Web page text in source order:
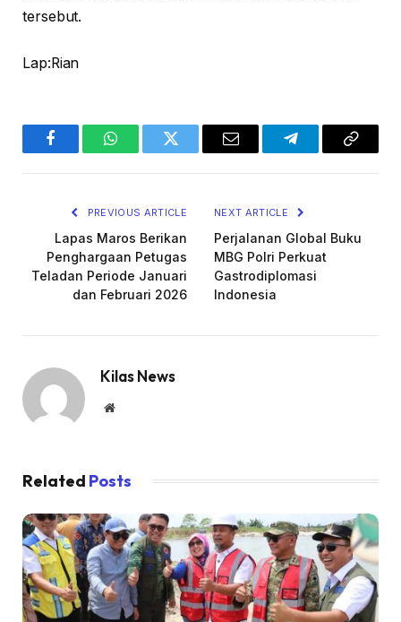
tersebut.
Lap:Rian
FacebookWhatsAppTwitter Email TelegramCopy
PREVIOUS ARTICLE
Lapas Maros Berikan
Penghargaan Petugas
Teladan Periode Januari
dan Februari 2026
NEXT ARTICLE
Perjalanan Global Buku
MBG Polri Perkuat
Gastrodiplomasi
Indonesia
Kilas News
Website
Related Posts